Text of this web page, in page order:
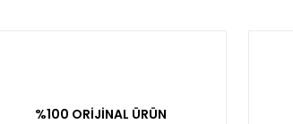
%100 ORİJİNAL ÜRÜN